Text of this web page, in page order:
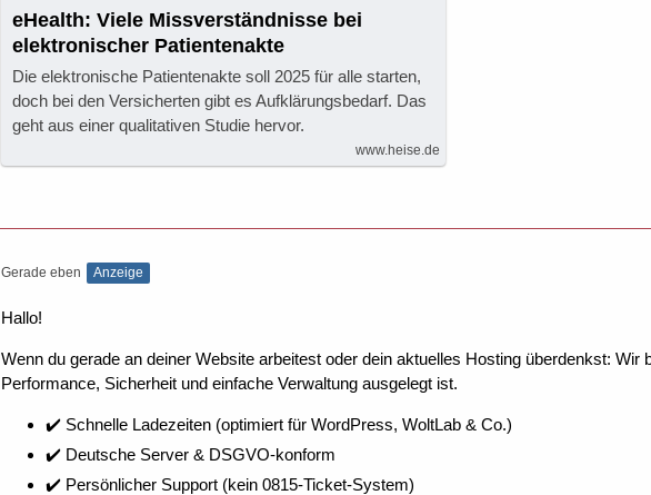
eHealth: Viele Missverständnisse bei
elektronischer Patientenakte
Die elektronische Patientenakte soll 2025 für alle starten,
doch bei den Versicherten gibt es Aufklärungsbedarf. Das
geht aus einer qualitativen Studie hervor.
www.heise.de
Gerade eben Anzeige
Hallo!
Wenn du gerade an deiner Website arbeitest oder dein aktuelles Hosting überdenkst:
Performance, Sicherheit und einfache Verwaltung ausgelegt ist.
✔️ Schnelle Ladezeiten (optimiert für WordPress, WoltLab & Co.)
✔️ Deutsche Server & DSGVO-konform
✔️ Persönlicher Support (kein 0815-Ticket-System)